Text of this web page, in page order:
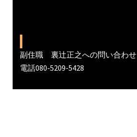
副住職 裏辻正之への問い合わせ
電話080-5209-5428